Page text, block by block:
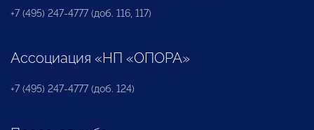
+7 (495) 247-4777 (доб. 116, 117)
Ассоциация «НП «ОПОРА»
+7 (495) 247-4777 (доб. 124)